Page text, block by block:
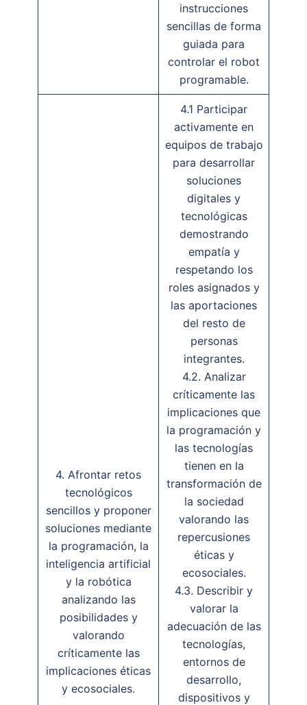
instrucciones
sencillas de forma
guiada para
controlar el robot
programable.
4. Afrontar retos
tecnológicos
sencillos y proponer
soluciones mediante
la programación, la
inteligencia artificial
y la robótica
analizando las
posibilidades y
valorando
críticamente las
implicaciones éticas
y ecosociales.
4.1 Participar
activamente en
equipos de trabajo
para desarrollar
soluciones
digitales y
tecnológicas
demostrando
empatía y
respetando los
roles asignados y
las aportaciones
del resto de
personas
integrantes.
4.2. Analizar
críticamente las
implicaciones que
la programación y
las tecnologías
tienen en la
transformación de
la sociedad
valorando las
repercusiones
éticas y
ecosociales.
4.3. Describir y
valorar la
adecuación de las
tecnologías,
entornos de
desarrollo,
dispositivos y